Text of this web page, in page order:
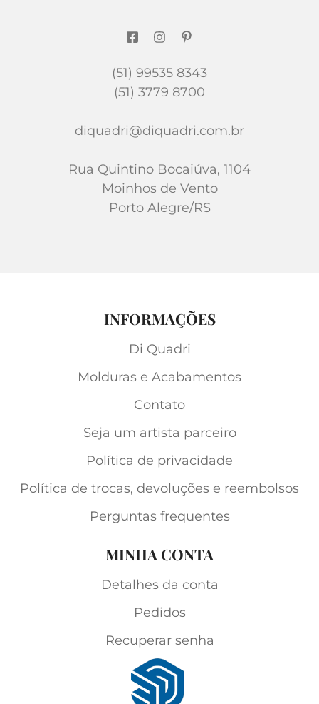
(51) 99535 8343
(51) 3779 8700
diquadri@diquadri.com.br
Rua Quintino Bocaiúva, 1104
Moinhos de Vento
Porto Alegre/RS
INFORMAÇÕES
Di Quadri
Molduras e Acabamentos
Contato
Seja um artista parceiro
Política de privacidade
Política de trocas, devoluções e reembolsos
Perguntas frequentes
MINHA CONTA
Detalhes da conta
Pedidos
Recuperar senha